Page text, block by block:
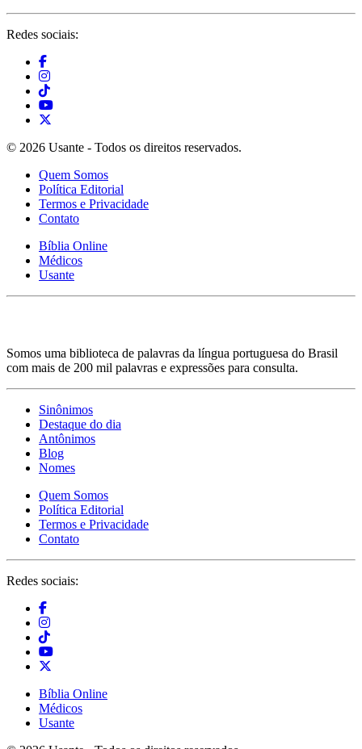
Redes sociais:
© 2026 Usante - Todos os direitos reservados.
Quem Somos
Política Editorial
Termos e Privacidade
Contato
Bíblia Online
Médicos
Usante
Somos uma biblioteca de palavras da língua portuguesa do Brasil
com mais de 200 mil palavras e expressões para consulta.
Sinônimos
Destaque do dia
Antônimos
Blog
Nomes
Quem Somos
Política Editorial
Termos e Privacidade
Contato
Redes sociais:
Bíblia Online
Médicos
Usante